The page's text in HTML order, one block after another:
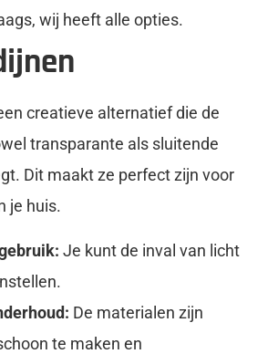
wij heeft alle opties.
creatieve alternatief die de
transparante als sluitende
Dit maakt ze perfect zijn voor
je huis.
Je kunt de inval van licht
De materialen zijn
te maken en